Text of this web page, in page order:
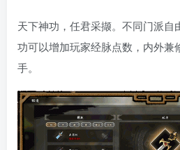
天下神功，任君采撷。不同门派自
功可以增加玩家经脉点数，内外兼
手。